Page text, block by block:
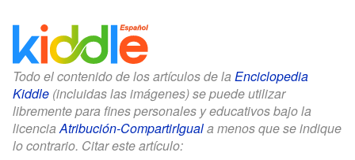
Todo el contenido de los artículos de la Enciclopedia
Kiddle (incluidas las imágenes) se puede utilizar
libremente para fines personales y educativos bajo la
licenciaAtribución-CompartirIguala menos que se indique
lo contrario. Citar este artículo: